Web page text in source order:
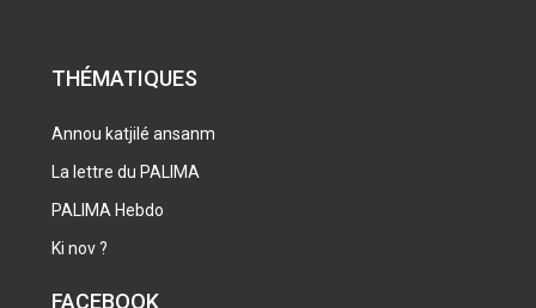
THÉMATIQUES
Annou katjilé ansanm
La lettre du PALIMA
PALIMA Hebdo
Ki nov ?
FACEBOOK